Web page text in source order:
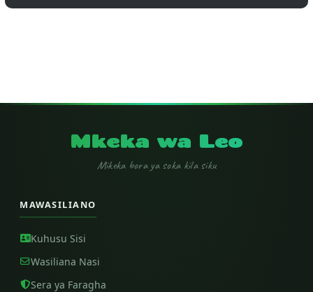
Mkeka wa Leo
Mikeka bora ya soka kila siku
MAWASILIANO
Kuhusu Sisi
Wasiliana Nasi
Sera ya Faragha